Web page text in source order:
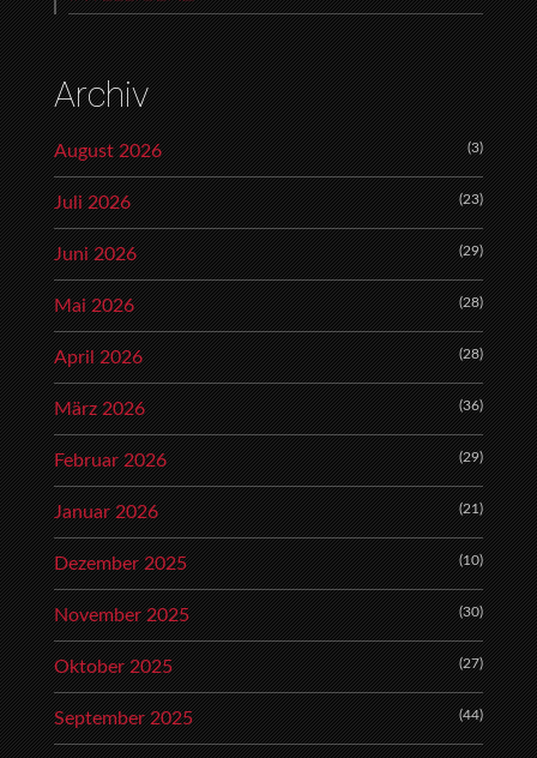
Archiv
August 2026 (3)
Juli 2026 (23)
Juni 2026 (29)
Mai 2026 (28)
April 2026 (28)
März 2026 (36)
Februar 2026 (29)
Januar 2026 (21)
Dezember 2025 (10)
November 2025 (30)
Oktober 2025 (27)
September 2025 (44)